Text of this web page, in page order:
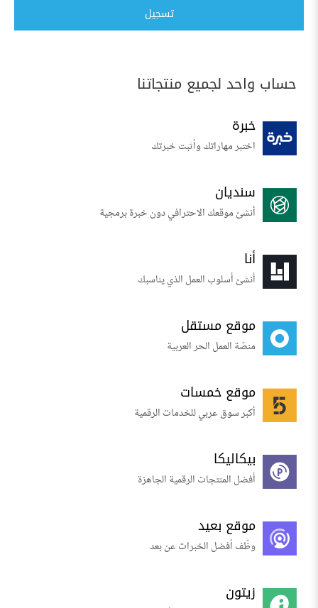
تسجيل
حساب واحد لجميع منتجاتنا
خبرة
اختبر مهاراتك وأثبت خبرتك
سنديان
أنشئ موقعك الاحترافي دون خبرة برمجية
أنا
أنشئ أسلوب العمل الذي يناسبك
موقع مستقل
منصّة العمل الحر العربية
موقع خمسات
أكبر سوق عربي للخدمات الرقمية
بيكاليكا
أفضل المنتجات الرقمية الجاهزة
موقع بعيد
وظّف أفضل الخبرات عن بعد
زيتون